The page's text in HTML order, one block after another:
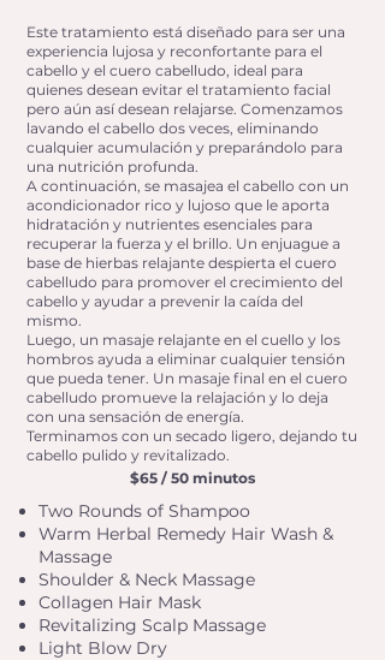
Este tratamiento está diseñado para ser una
experiencia lujosa y reconfortante para el
cabello y el cuero cabelludo, ideal para
quienes desean evitar el tratamiento facial
pero aún así desean relajarse. Comenzamos
lavando el cabello dos veces, eliminando
cualquier acumulación y preparándolo para
una nutrición profunda.
A continuación, se masajea el cabello con un
acondicionador rico y lujoso que le aporta
hidratación y nutrientes esenciales para
recuperar la fuerza y el brillo. Un enjuague a
base de hierbas relajante despierta el cuero
cabelludo para promover el crecimiento del
cabello y ayudar a prevenir la caída del
mismo.
Luego, un masaje relajante en el cuello y los
hombros ayuda a eliminar cualquier tensión
que pueda tener. Un masaje final en el cuero
cabelludo promueve la relajación y lo deja
con una sensación de energía.
Terminamos con un secado ligero, dejando tu
cabello pulido y revitalizado.
$65 / 50 minutos
Two Rounds of Shampoo
Warm Herbal Remedy Hair Wash &
Massage
Shoulder & Neck Massage
Collagen Hair Mask
Revitalizing Scalp Massage
Light Blow Dry